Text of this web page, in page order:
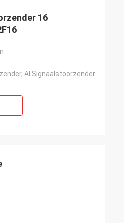
16
Al Signaalstoorzender